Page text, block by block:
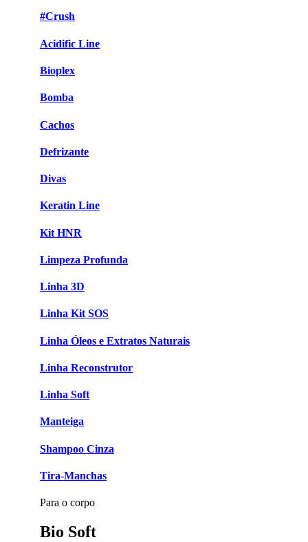
#Crush
Acidific Line
Bioplex
Bomba
Cachos
Defrizante
Divas
Keratin Line
Kit HNR
Limpeza Profunda
Linha 3D
Linha Kit SOS
Linha Óleos e Extratos Naturais
Linha Reconstrutor
Linha Soft
Manteiga
Shampoo Cinza
Tira-Manchas
Para o corpo
Bio Soft